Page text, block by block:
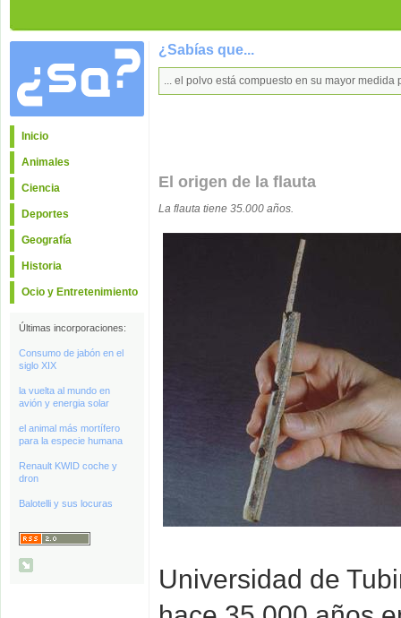
Inicio
Animales
Ciencia
Deportes
Geografía
Historia
Ocio y Entretenimiento
Últimas incorporaciones:
Consumo de jabón en el
siglo XIX
la vuelta al mundo en
avión y energia solar
el animal más mortífero
para la especie humana
Renault KWID coche y
dron
Balotelli y sus locuras
¿Sabías que...
... el polvo está compuesto en su mayor
El origen de la flauta
La flauta tiene 35.000 años.
Universidad de